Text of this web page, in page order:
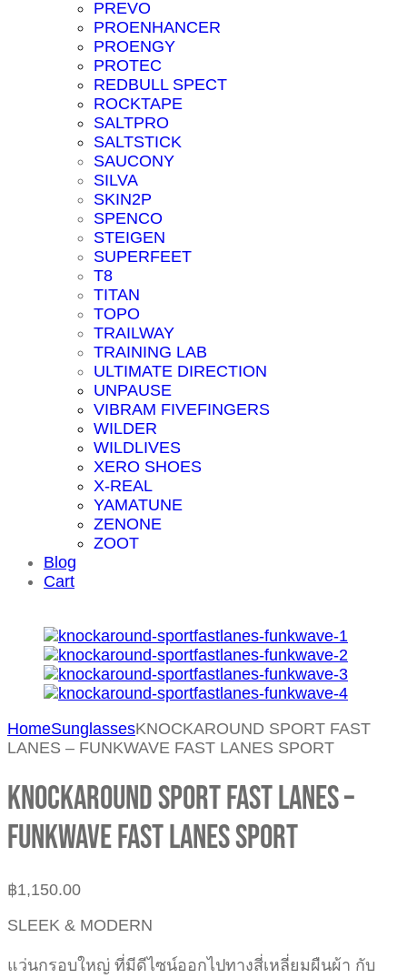
PREVO
PROENHANCER
PROENGY
PROTEC
REDBULL SPECT
ROCKTAPE
SALTPRO
SALTSTICK
SAUCONY
SILVA
SKIN2P
SPENCO
STEIGEN
SUPERFEET
T8
TITAN
TOPO
TRAILWAY
TRAINING LAB
ULTIMATE DIRECTION
UNPAUSE
VIBRAM FIVEFINGERS
WILDER
WILDLIVES
XERO SHOES
X-REAL
YAMATUNE
ZENONE
ZOOT
Blog
Cart
HomeSunglassesKNOCKAROUND SPORT FAST
LANES – FUNKWAVE FAST LANES SPORT
KNOCKAROUND SPORT FAST LANES –
FUNKWAVE FAST LANES SPORT
฿1,150.00
SLEEK & MODERN
แว่นกรอบใหญ่ ที่มีดีไซน์ออกไปทางสี่เหลี่ยมผืนผ้า กับ